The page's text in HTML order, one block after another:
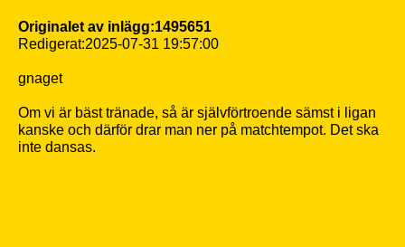
Originalet av inlägg:1495651
Redigerat:2025-07-31 19:57:00
gnaget
Om vi är bäst tränade, så är självförtroende sämst i ligan
kanske och därför drar man ner på matchtempot. Det ska
inte dansas.